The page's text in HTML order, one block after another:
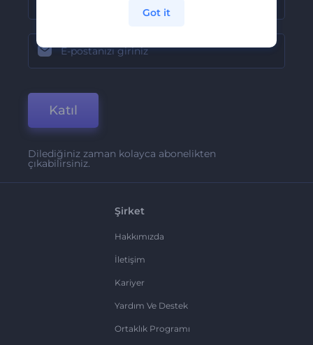
Katıl
Dilediğiniz zaman kolayca abonelikten
çıkabilirsiniz.
Şirket
Hakkımızda
İletişim
Kariyer
Yardım Ve Destek
Ortaklık Programı
Got it